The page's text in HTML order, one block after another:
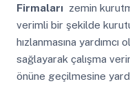
Firmalarızemin
verimli bir şekilde
hızlanmasına yardımcı
sağlayarak çalışma
önüne geçilmesine